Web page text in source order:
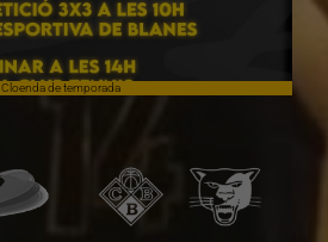
Cloenda de temporada